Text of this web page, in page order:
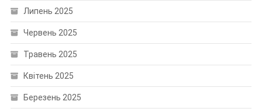
Липень 2025
Червень 2025
Травень 2025
Квітень 2025
Березень 2025